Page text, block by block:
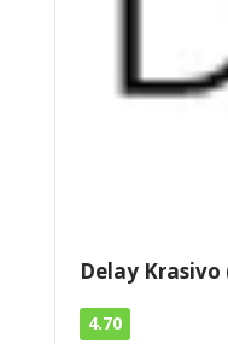
Delay Krasivo
4.70